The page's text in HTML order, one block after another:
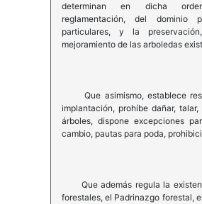
determinan en dicha
reglamentación, del dominio
particulares, y la
mejoramiento de las arboledas
Que asimismo, establece
implantación, prohíbe dañar,
árboles, dispone excepciones
cambio, pautas para poda,
Que además regula la
forestales, el Padrinazgo forestal,